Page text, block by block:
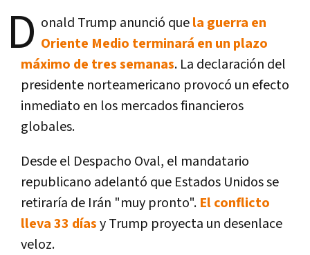
D onald Trump anunció quela guerra en
Oriente Medio terminará en un plazo
máximo de tres semanas. La declaración del
presidente norteamericano provocó un efecto
inmediato en los mercados financieros
globales.
Desde el Despacho Oval, el mandatario
republicano adelantó que Estados Unidos se
retiraría de Irán "muy pronto". El conflicto
lleva 33 díasy Trump proyecta un desenlace
veloz.